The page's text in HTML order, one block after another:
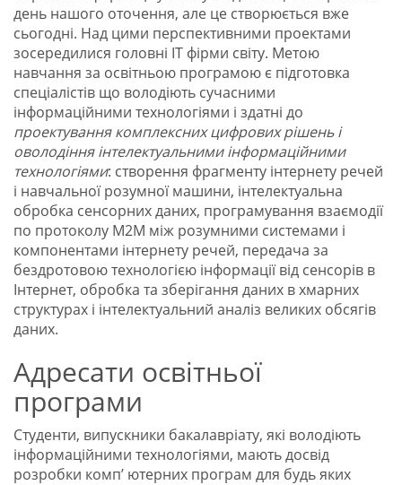
день нашого оточення, але це створюється вже
сьогодні. Над цими перспективними проектами
зосередилися головні ІТ фірми світу. Метою
навчання за освітньою програмою є підготовка
спеціалістів що володіють сучасними
інформаційними технологіями і здатні до
проектування комплексних цифрових рішень і
оволодіння інтелектуальними інформаційними
технологіями: створення фрагменту інтернету речей
і навчальної розумної машини, інтелектуальна
обробка сенсорних даних, програмування взаємодії
по протоколу М2М між розумними системами і
компонентами інтернету речей, передача за
бездротовою технологією інформації від сенсорів в
Інтернет, обробка та зберігання даних в хмарних
структурах і інтелектуальний аналіз великих обсягів
даних.
Адресати освітньої
програми
Студенти, випускники бакалавріату, які володіють
інформаційними технологіями, мають досвід
розробки комп’ ютерних програм для будь яких